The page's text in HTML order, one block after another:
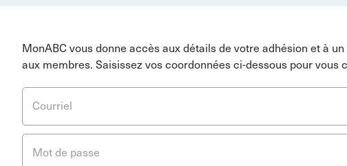
MonABC vous donne accès aux détails de votre adhésion et à
aux membres. Saisissez vos coordonnées ci-dessous pour vous
Courriel
Mot de passe